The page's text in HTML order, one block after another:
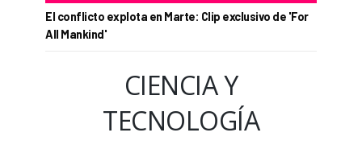
El conflicto explota en Marte: Clip exclusivo de 'For
All Mankind'
CIENCIA Y
TECNOLOGÍA